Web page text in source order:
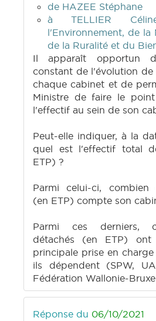
de HAZEE Stéphane
à TELLIER
l'Environnement, de la
de la Ruralité et du
Il apparaît opportun
constant de l'évolution
chaque cabinet et de
Ministre de faire le
l'effectif au sein de son
Peut-elle indiquer, à la
quel est l'effectif total
ETP) ?
Parmi celui-ci, combien
(en ETP) compte son
Parmi ces derniers,
détachés (en ETP) ont
principale prise en
ils dépendent (SPW,
Fédération Wallonie-
Réponse du 06/10/2021